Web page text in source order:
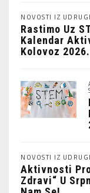
NOVOSTI IZ
Rastimo Uz
Kalendar
Kolovoz 2026.
NOVOSTI IZ
Aktivnosti
Zdravi“ U